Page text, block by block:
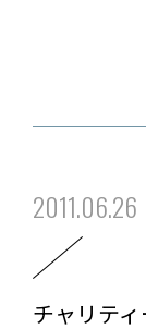
2011.06.26
チャリティ